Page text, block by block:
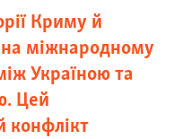
Криму й
міжнародному
Україною та
Цей
конфлікт